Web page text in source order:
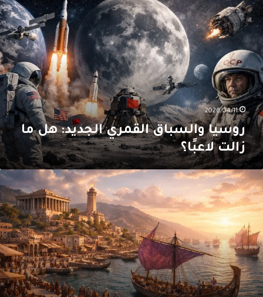
والسباق
القمري
الجديد:
هل
ما
زالت
لاعبًا؟
2026/04/11
روسيا والسباق القمري الجديد: هل ما
زالت لاعبًا؟
فعلًا
“وُجدَ”
الفينيقيون؟
من